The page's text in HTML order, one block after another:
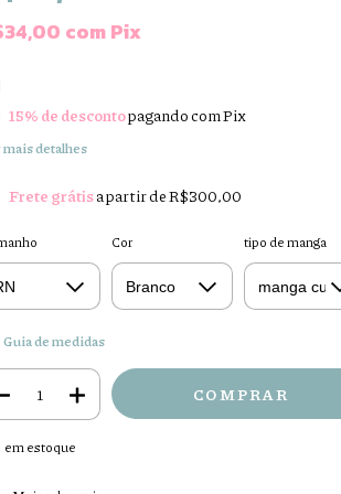
comPix
15% de descontopagando com Pix
mais detalhes
Frete grátisa partir deR$300,00
Cor tipo de manga
Guia de medidas
em estoque
para o CEP: